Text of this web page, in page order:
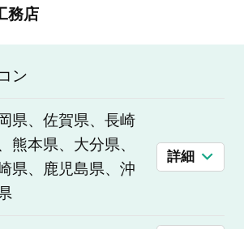
務店
ン
県、佐賀県、長崎
熊本県、大分県、
県、鹿児島県、沖
詳細